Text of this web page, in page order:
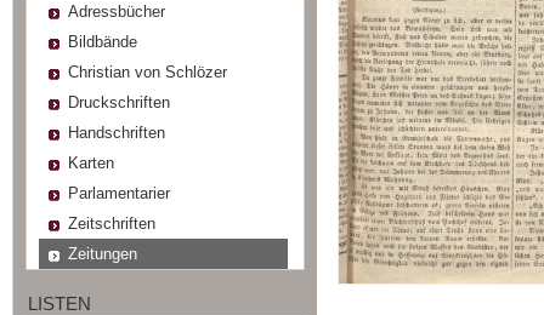
Adressbücher
Bildbände
Christian von Schlözer
Druckschriften
Handschriften
Karten
Parlamentarier
Zeitschriften
Zeitungen
LISTEN